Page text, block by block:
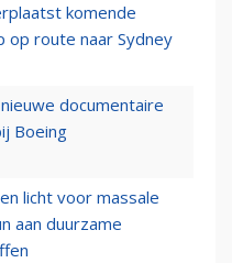
komende
route naar Sydney
documentaire
Boeing
licht voor massale
aan duurzame